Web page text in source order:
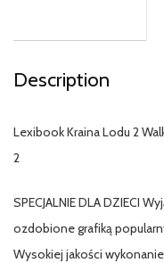
Description
Lexibook Kraina Lodu 2
2
SPECJALNIE DLA DZIECI
ozdobione grafiką
Wysokiej jakości